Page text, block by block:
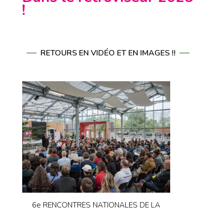
!
RETOURS EN VIDÉO ET EN IMAGES !!
6e RENCONTRES NATIONALES DE LA